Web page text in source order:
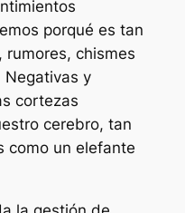
porqué es tan
chismes
Negativas y
cortezas
cerebro, tan
como un elefante